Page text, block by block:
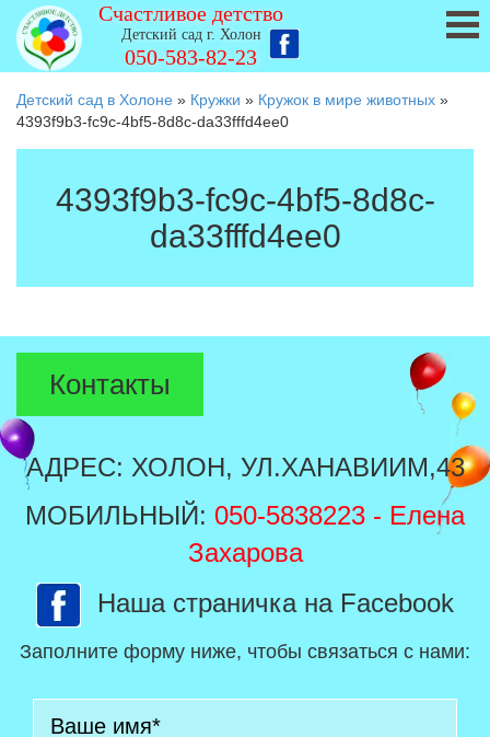
Счастливое детство
Детский сад г. Холон
050-583-82-23
Детский сад в Холоне » Кружки » Кружок в мире животных »
4393f9b3-fc9c-4bf5-8d8c-da33fffd4ee0
4393f9b3-fc9c-4bf5-8d8c-
da33fffd4ee0
Контакты
АДРЕС: ХОЛОН, УЛ.ХАНАВИИМ,43
МОБИЛЬНЫЙ: 050-5838223 - Елена
Захарова
Наша страничка на Facebook
Заполните форму ниже, чтобы связаться с нами: